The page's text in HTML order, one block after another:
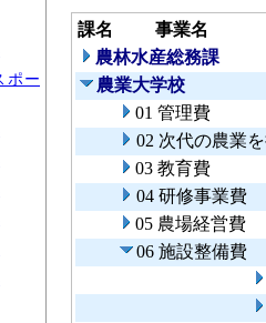
ポー
課名
事業名
農林水産総務課
農業大学校
01 管理費
02 次代の農業
03 教育費
04 研修事業費
05 農場経営費
06 施設整備費